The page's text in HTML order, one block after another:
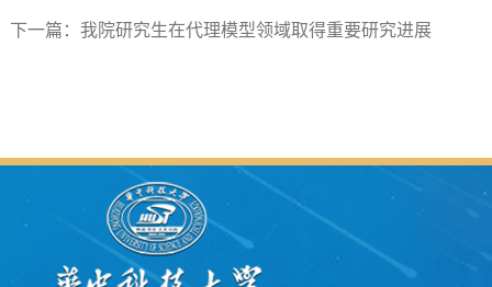
下一篇： 我院研究生在代理模型领域取得重要研究进展